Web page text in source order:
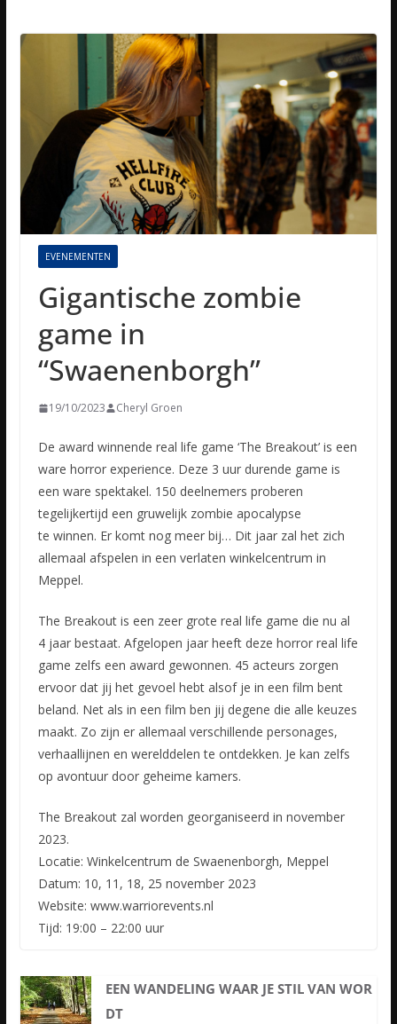
EVENEMENTEN
Gigantische zombie
game in
“Swaenenborgh”
19/10/2023 Cheryl Groen
De award winnende real life game ‘The Breakout’ is een
ware horror experience. Deze 3 uur durende game is
een ware spektakel. 150 deelnemers proberen
tegelijkertijd een gruwelijk zombie apocalypse
te winnen. Er komt nog meer bij… Dit jaar zal het zich
allemaal afspelen in een verlaten winkelcentrum in
Meppel.
The Breakout is een zeer grote real life game die nu al
4 jaar bestaat. Afgelopen jaar heeft deze horror real life
game zelfs een award gewonnen. 45 acteurs zorgen
ervoor dat jij het gevoel hebt alsof je in een film bent
beland. Net als in een film ben jij degene die alle keuzes
maakt. Zo zijn er allemaal verschillende personages,
verhaallijnen en werelddelen te ontdekken. Je kan zelfs
op avontuur door geheime kamers.
The Breakout zal worden georganiseerd in november
2023.
Locatie: Winkelcentrum de Swaenenborgh, Meppel
Datum: 10, 11, 18, 25 november 2023
Website: www.warriorevents.nl
Tijd: 19:00 – 22:00 uur
EEN WANDELING WAAR JE STIL VAN WOR
DT